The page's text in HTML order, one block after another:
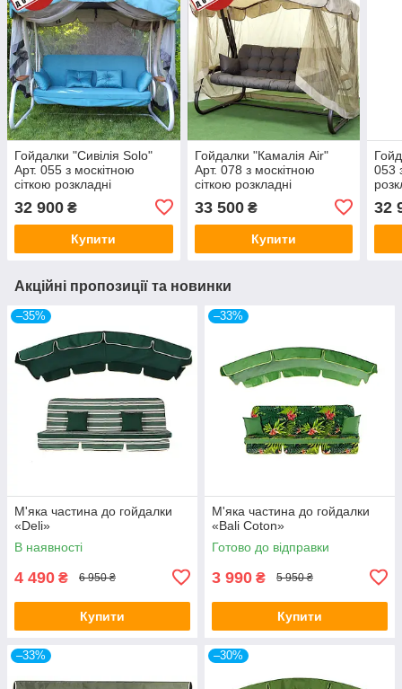
Гойдалки "Сивілія Solo"
Арт. 055 з москітною
сіткою розкладні
32 900 ₴
Купити
Гойдалки "Камалія Air"
Арт. 078 з москітною
сіткою розкладні
33 500₴
Купити
053
32
Акційні пропозиції та новинки
–35%
М'яка частина до гойдалки
«Deli»
В наявності
4 490 ₴ 6 950 ₴
Купити
–33%
М'яка частина до гойдалки
«Bali Coton»
Готово до відправки
3 990 ₴ 5 950 ₴
Купити
–33% –30%